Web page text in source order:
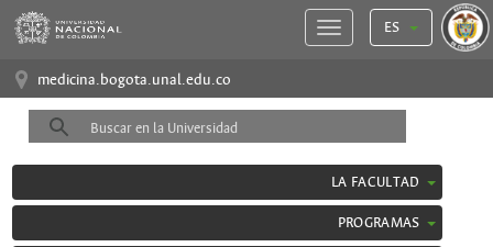
ES
medicina.bogota.unal.edu.co
LA FACULTAD
PROGRAMAS